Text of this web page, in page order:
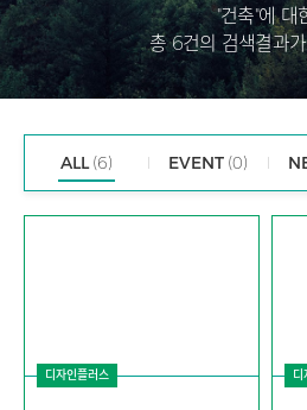
"건축"에 대
총 6건의 검색결과
ALL (6) EVENT (0)
디자인플러스 디